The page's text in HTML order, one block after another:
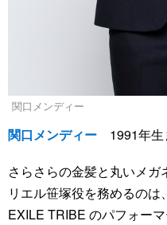
関口メンディー
関口メンディー 1991年生
さらさらの金髪と丸いメ
リエル笹塚役を務めるの
EXILE TRIBE のパフォー